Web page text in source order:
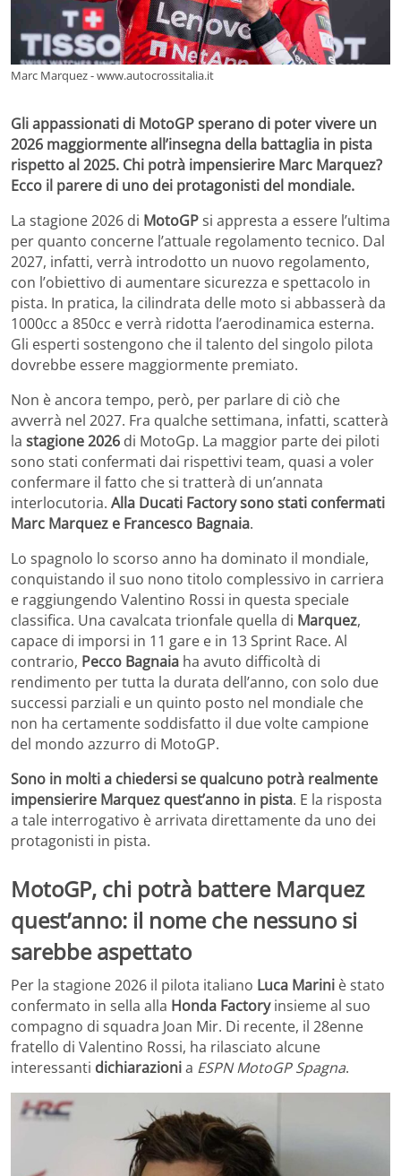
Marc Marquez - www.autocrossitalia.it
Gli appassionati di MotoGP sperano di poter vivere un
2026 maggiormente all’insegna della battaglia in pista
rispetto al 2025. Chi potrà impensierire Marc Marquez?
Ecco il parere di uno dei protagonisti del mondiale.
La stagione 2026 di MotoGPsi appresta a essere l’ultima
per quanto concerne l’attuale regolamento tecnico. Dal
2027, infatti, verrà introdotto un nuovo regolamento,
con l’obiettivo di aumentare sicurezza e spettacolo in
pista. In pratica, la cilindrata delle moto si abbasserà da
1000cc a 850cc e verrà ridotta l’aerodinamica esterna.
Gli esperti sostengono che il talento del singolo pilota
dovrebbe essere maggiormente premiato.
Non è ancora tempo, però, per parlare di ciò che
avverrà nel 2027. Fra qualche settimana, infatti, scatterà
la stagione 2026 di MotoGp. La maggior parte dei piloti
sono stati confermati dai rispettivi team, quasi a voler
confermare il fatto che si tratterà di un’annata
interlocutoria. Alla Ducati Factory sono stati confermati
Marc Marquez e Francesco Bagnaia.
Lo spagnolo lo scorso anno ha dominato il mondiale,
conquistando il suo nono titolo complessivo in carriera
e raggiungendo Valentino Rossi in questa speciale
classifica. Una cavalcata trionfale quella di Marquez,
capace di imporsi in 11 gare e in 13 Sprint Race. Al
contrario, Pecco Bagnaia ha avuto difficoltà di
rendimento per tutta la durata dell’anno, con solo due
successi parziali e un quinto posto nel mondiale che
non ha certamente soddisfatto il due volte campione
del mondo azzurro di MotoGP.
Sono in molti a chiedersi se qualcuno potrà realmente
impensierire Marquez quest’anno in pista. E la risposta
a tale interrogativo è arrivata direttamente da uno dei
protagonisti in pista.
MotoGP, chi potrà battere Marquez
quest’anno: il nome che nessuno si
sarebbe aspettato
Per la stagione 2026 il pilota italiano Luca Marini è stato
confermato in sella alla Honda Factoryinsieme al suo
compagno di squadra Joan Mir. Di recente, il 28enne
fratello di Valentino Rossi, ha rilasciato alcune
interessanti dichiarazionia ESPN MotoGP Spagna.